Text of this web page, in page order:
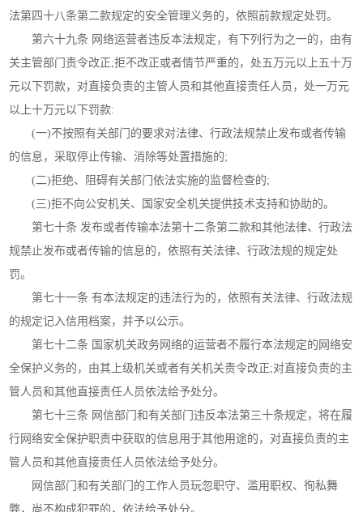
法第四十八条第二款规定的安全管理义务的，依照前款规定处罚。
第六十九条 网络运营者违反本法规定，有下列行为之一的，由有
关主管部门责令改正;拒不改正或者情节严重的，处五万元以上五十万
元以下罚款，对直接负责的主管人员和其他直接责任人员，处一万元
以上十万元以下罚款:
(一)不按照有关部门的要求对法律、行政法规禁止发布或者传输
的信息，采取停止传输、消除等处置措施的;
(二)拒绝、阻碍有关部门依法实施的监督检查的;
(三)拒不向公安机关、国家安全机关提供技术支持和协助的。
第七十条 发布或者传输本法第十二条第二款和其他法律、行政法
规禁止发布或者传输的信息的，依照有关法律、行政法规的规定处
罚。
第七十一条 有本法规定的违法行为的，依照有关法律、行政法规
的规定记入信用档案，并予以公示。
第七十二条 国家机关政务网络的运营者不履行本法规定的网络安
全保护义务的，由其上级机关或者有关机关责令改正;对直接负责的主
管人员和其他直接责任人员依法给予处分。
第七十三条 网信部门和有关部门违反本法第三十条规定，将在履
行网络安全保护职责中获取的信息用于其他用途的，对直接负责的主
管人员和其他直接责任人员依法给予处分。
网信部门和有关部门的工作人员玩忽职守、滥用职权、徇私舞
弊，尚不构成犯罪的，依法给予处分。